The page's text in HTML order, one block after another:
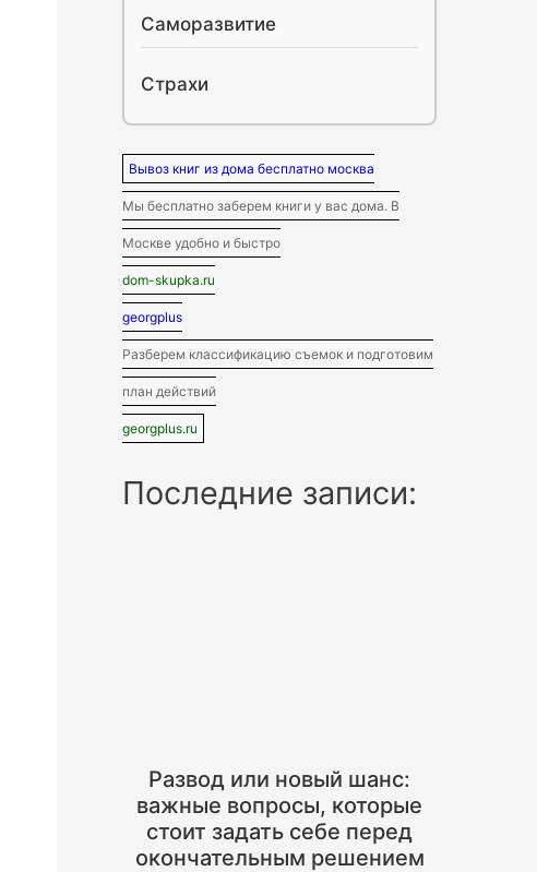
Саморазвитие
Страхи
Вывоз книг из дома бесплатно москва
Мы бесплатно заберем книги у вас дома. В
Москве удобно и быстро
dom-skupka.ru
georgplus
Разберем классификацию съемок и подготовим
план действий
georgplus.ru
Последние записи:
Развод или новый шанс:
важные вопросы, которые
стоит задать себе перед
окончательным решением